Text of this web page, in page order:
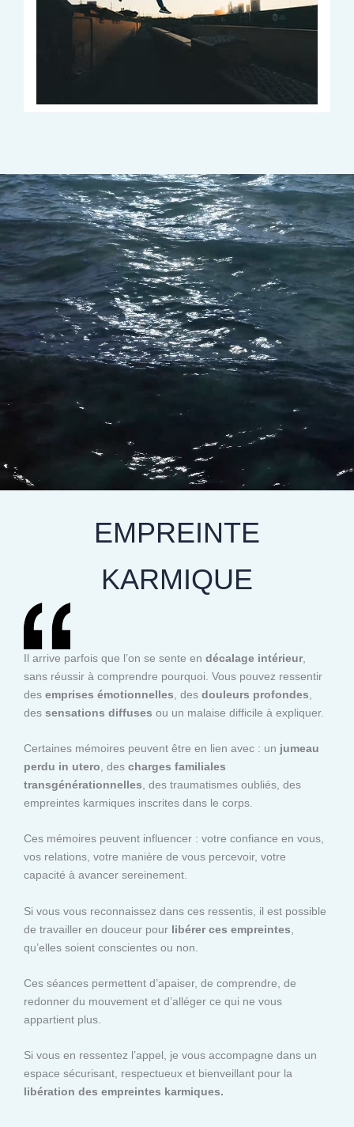
EMPREINTE
KARMIQUE
Il arrive parfois que l’on se sente en décalage intérieur,
sans réussir à comprendre pourquoi. Vous pouvez ressentir
des emprises émotionnelles , des douleurs profondes
des sensations diffuses ou un malaise difficile à expliquer.
Certaines mémoires peuvent être en lien avec : un jumeau
perdu in utero , des charges familiales
transgénérationnelles , des traumatismes oubliés, des
empreintes karmiques inscrites dans le corps.
Ces mémoires peuvent influencer : votre confiance en vous,
vos relations, votre manière de vous percevoir, votre
capacité à avancer sereinement.
Si vous vous reconnaissez dans ces ressentis, il est possible
de travailler en douceur pour libérer ces empreintes
qu’elles soient conscientes ou non.
Ces séances permettent d’apaiser, de comprendre, de
redonner du mouvement et d’alléger ce qui ne vous
appartient plus.
Si vous en ressentez l’appel, je vous accompagne dans un
espace sécurisant, respectueux et bienveillant pour la
libération des empreintes karmiques.